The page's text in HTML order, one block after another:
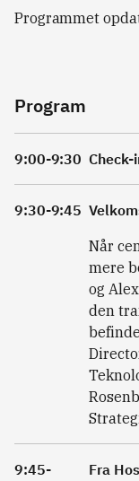
Programmet
Program
9:00-9:30
9:30-9:45
Når
mere
og
den
9:45-
Fra